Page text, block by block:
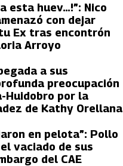
esta huev…!”: Nico
con dejar
Ex tras encontrón
Arroyo
a sus
preocupación
Huidobro por la
de Kathy Orellana
en pelota”: Pollo
vaciado de sus
del CAE